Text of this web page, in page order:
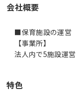
会社概要
■保育施設の運営
【事業所】
法人内で5施設運営
特色